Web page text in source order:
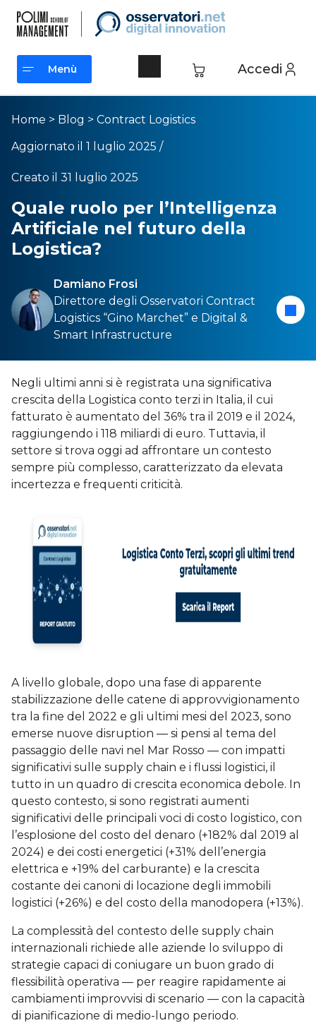
Accedi
Menù
Menù
Home > Blog > Contract Logistics
Aggiornato il 1 luglio 2025 /
Creato il 31 luglio 2025
Quale ruolo per l’Intelligenza
Artificiale nel futuro della
Logistica?
Damiano Frosi
Direttore degli Osservatori Contract
Logistics “Gino Marchet” e Digital &
Smart Infrastructure
Negli ultimi anni si è registrata una significativa
crescita della Logistica conto terzi in Italia, il cui
fatturato è aumentato del 36% tra il 2019 e il 2024,
raggiungendo i 118 miliardi di euro. Tuttavia, il
settore si trova oggi ad affrontare un contesto
sempre più complesso, caratterizzato da elevata
incertezza e frequenti criticità.
A livello globale, dopo una fase di apparente
stabilizzazione delle catene di approvvigionamento
tra la fine del 2022 e gli ultimi mesi del 2023, sono
emerse nuove disruption — si pensi al tema del
passaggio delle navi nel Mar Rosso — con impatti
significativi sulle supply chain e i flussi logistici, il
tutto in un quadro di crescita economica debole. In
questo contesto, si sono registrati aumenti
significativi delle principali voci di costo logistico, con
l’esplosione del costo del denaro (+182% dal 2019 al
2024) e dei costi energetici (+31% dell’energia
elettrica e +19% del carburante) e la crescita
costante dei canoni di locazione degli immobili
logistici (+26%) e del costo della manodopera (+13%).
La complessità del contesto delle supply chain
internazionali richiede alle aziende lo sviluppo di
strategie capaci di coniugare un buon grado di
flessibilità operativa — per reagire rapidamente ai
cambiamenti improvvisi di scenario — con la capacità
di pianificazione di medio-lungo periodo.